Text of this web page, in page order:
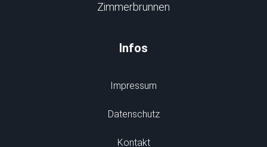
Zimmerbrunnen
Infos
Impressum
Datenschutz
Kontakt